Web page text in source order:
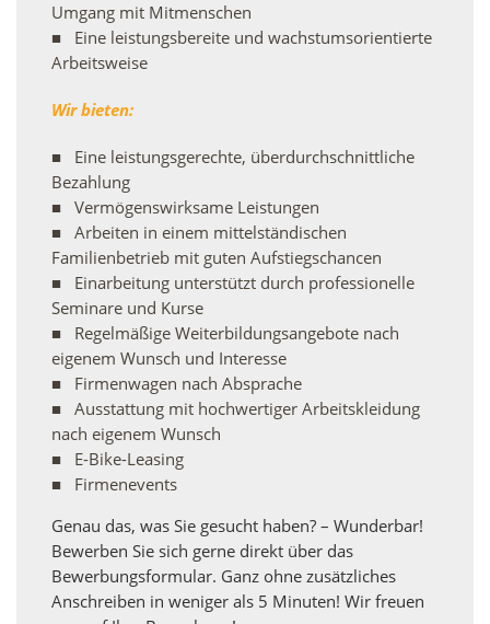
Umgang mit Mitmenschen
Eine leistungsbereite und wachstumsorientierte
Arbeitsweise
Wir bieten:
Eine leistungsgerechte, überdurchschnittliche
Bezahlung
Vermögenswirksame Leistungen
Arbeiten in einem mittelständischen
Familienbetrieb mit guten Aufstiegschancen
Einarbeitung unterstützt durch professionelle
Seminare und Kurse
Regelmäßige Weiterbildungsangebote nach
eigenem Wunsch und Interesse
Firmenwagen nach Absprache
Ausstattung mit hochwertiger Arbeitskleidung
nach eigenem Wunsch
E-Bike-Leasing
Firmenevents
Genau das, was Sie gesucht haben? – Wunderbar!
Bewerben Sie sich gerne direkt über das
Bewerbungsformular. Ganz ohne zusätzliches
Anschreiben in weniger als 5 Minuten! Wir freuen